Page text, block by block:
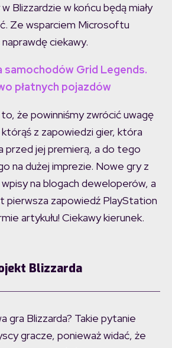
Blizzardzie w końcu będą miały
Ze wsparciem Microsoftu
ciekawy.
samochodów Grid Legends.
płatnych pojazdów
że powinniśmy zwrócić uwagę
którąś z zapowiedzi gier, która
przed jej premierą, a do tego
na dużej imprezie. Nowe gry z
na blogach deweloperów, a
pierwsza zapowiedź PlayStation
artykułu! Ciekawy kierunek.
Blizzarda
gra Blizzarda? Takie pytanie
gracze, ponieważ widać, że